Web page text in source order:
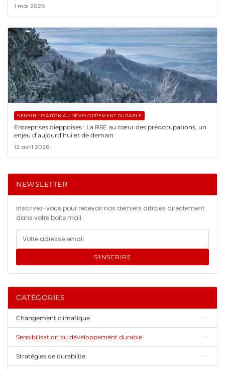
1 mai 2026
SENSIBILISATION AU DÉVELOPPEMENT DURABLE
Entreprises dieppoises : La RSE au cœur des préoccupations, un
enjeu d’aujourd’hui et de demain
12 avril 2026
NEWSLETTER
Inscrivez-vous pour recevoir nos derniers articles directement
dans votre boîte mail.
S'INSCRIRE
CATÉGORIES
Changement climatique
Sensibilisation au développement durable
Stratégies de durabilité